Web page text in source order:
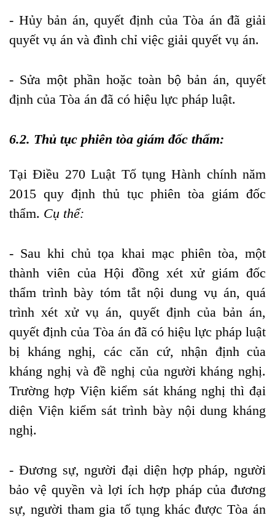
- Hủy bản án, quyết định của Tòa án đã giải
quyết vụ án và đình chỉ việc giải quyết vụ án.
- Sửa một phần hoặc toàn bộ bản án, quyết
định của Tòa án đã có hiệu lực pháp luật.
6.2. Thủ tục phiên tòa giám đốc thẩm:
Tại Điều 270 Luật Tố tụng Hành chính năm
2015 quy định thủ tục phiên tòa giám đốc
thẩm. Cụ thể:
- Sau khi chủ tọa khai mạc phiên tòa, một
thành viên của Hội đồng xét xử giám đốc
thẩm trình bày tóm tắt nội dung vụ án, quá
trình xét xử vụ án, quyết định của bản án,
quyết định của Tòa án đã có hiệu lực pháp luật
bị kháng nghị, các căn cứ, nhận định của
kháng nghị và đề nghị của người kháng nghị.
Trường hợp Viện kiểm sát kháng nghị thì đại
diện Viện kiểm sát trình bày nội dung kháng
nghị.
- Đương sự, người đại diện hợp pháp, người
bảo vệ quyền và lợi ích hợp pháp của đương
sự, người tham gia tố tụng khác được Tòa án